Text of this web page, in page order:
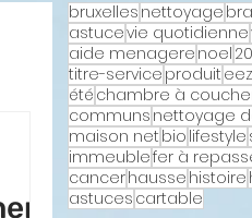
bruxelles nettoyage
astucevie quotidienne
aide menagere noel
titre-service produit
été chambre à
communs nettoyage
maison net bio lifestyle
immeublefer à
cancerhausse histoire
astuces cartable